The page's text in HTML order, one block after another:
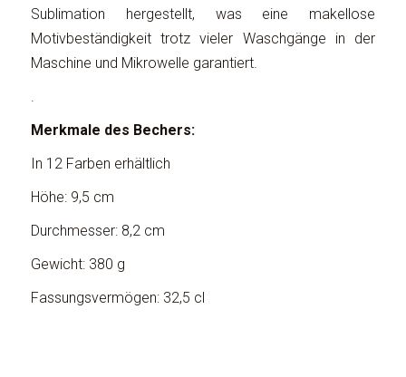
Sublimation hergestellt, was eine makellose
Motivbeständigkeit trotz vieler Waschgänge in der
Maschine und Mikrowelle garantiert.
.
Merkmale des Bechers:
In 12 Farben erhältlich
Höhe: 9,5 cm
Durchmesser: 8,2 cm
Gewicht: 380 g
Fassungsvermögen: 32,5 cl